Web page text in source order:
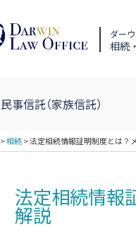
ダー
相続
民事信託（家族信託）
>相続>法定相続情報証明制度とは？
法定相続情報
解説